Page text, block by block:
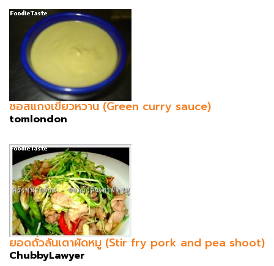
ซอสแกงเขียวหวาน (Green curry sauce)
tomlondon
ยอดถั่วลันเตาผัดหมู (Stir fry pork and pea shoot)
ChubbyLawyer